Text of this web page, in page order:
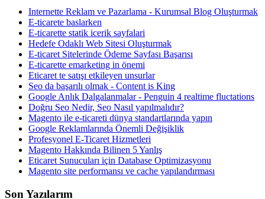
Internette Reklam ve Pazarlama - Kurumsal Blog Oluşturmak
E-ticarete baslarken
E-ticarette statik icerik sayfalari
Hedefe Odaklı Web Sitesi Oluşturmak
E-ticaret Sitelerinde Ödeme Sayfası Başarısı
E-ticarette emarketing in önemi
Eticaret te satışı etkileyen unsurlar
Seo da başarılı olmak - Content is King
Google Anlık Dalgalanmalar - Penguin 4 realtime fluctations
Doğru Seo Nedir, Seo Nasıl yapılmalıdır?
Magento ile e-ticareti dünya standartlarında yapın
Google Reklamlarında Önemli Değişiklik
Profesyonel E-Ticaret Hizmetleri
Magento Hakkında Bilinen 5 Yanlış
Eticaret Sunucuları için Database Optimizasyonu
Magento site performansı ve cache yapılandırması
Son Yazılarım